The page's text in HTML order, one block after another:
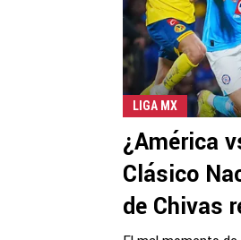
LIGA MX
¿América
Clásico
de Chivas